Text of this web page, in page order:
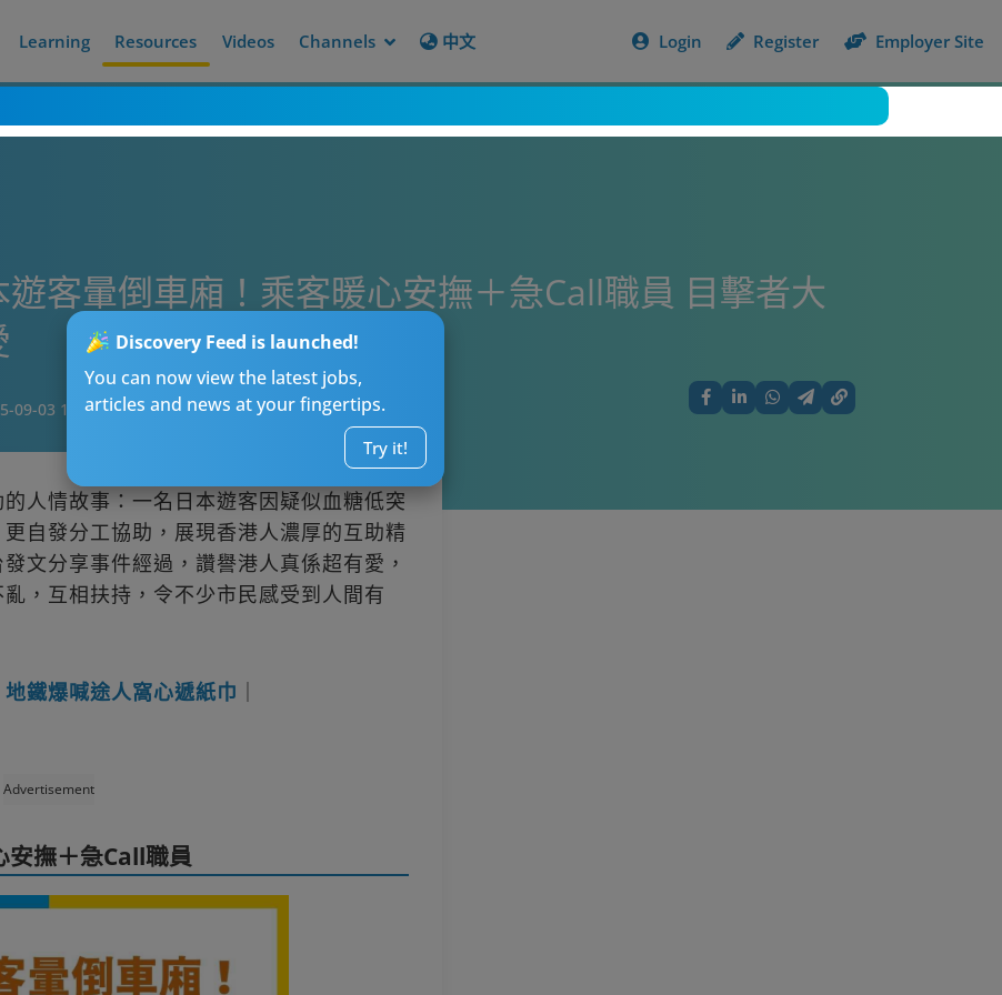
Learning Resources Videos Channels 中文 Login Register Employer Site
Discovery Feed is launched!
You can now view the latest jobs,
articles and news at your fingertips.
Try it!
遊客暈倒車廂！乘客暖心安撫＋急Call職員 目擊者大
09-03 13:00
人情故事：一名日本遊客因疑似血糖低突
自發分工協助，展現香港人濃厚的互助精
文分享事件經過，讚譽港人真係超有愛，
，互相扶持，令不少市民感受到人間有
地鐵爆喊途人窩心遞紙巾
Advertisement
安撫＋急Call職員